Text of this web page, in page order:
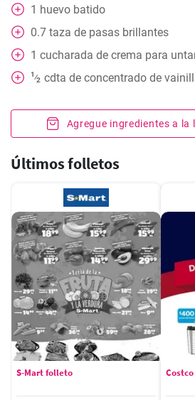
1 huevo batido
0.7 taza de pasas brillantes
1 cucharada de crema para
1⁄2 cdta de concentrado de
Agregue ingredientes a la
Últimos folletos
S-Mart folleto